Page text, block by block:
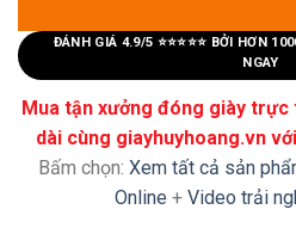
ĐÁNH GIÁ 4.9/5 ⭐⭐⭐⭐⭐ BỞI HƠN
NGAY
Mua tận xưởng đóng giày trực
dài cùng giayhuyhoang.vn
Bấm chọn: Xem tất cả sản
Online + Video trải